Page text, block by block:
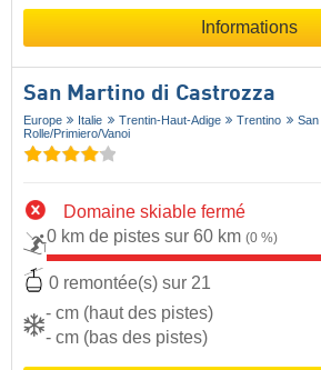
Informations
San Martino di Castrozza
Europe Italie Trentin-Haut-Adige Trentino
Rolle/​Primiero/​Vanoi
Domaine skiable fermé
0 km de pistes sur 60 km (0 %)
0 remontée(s) sur 21
- cm (haut des pistes)
- cm (bas des pistes)